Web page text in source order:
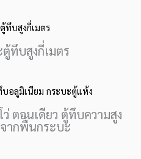
ทึบสูงกี่เมตร
ว่ ตอนเดียว ตู้ทึบความสูง
ากพื้นกระบะ